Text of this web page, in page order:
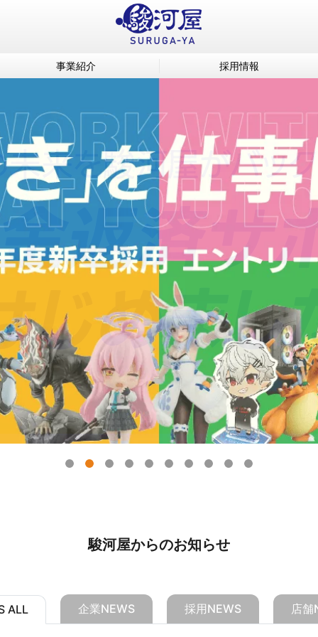
事業紹介 採用情報
駿河屋からのお知らせ
ALL 企業NEWS 採用NEWS 店舗